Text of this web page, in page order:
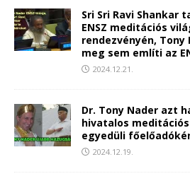
Sri Sri Ravi
ENSZ meditációs
rendezvényén,
meg sem említi az
2024.12.21.
Dr. Tony Nader azt
hivatalos
egyedüli
2024.12.19.